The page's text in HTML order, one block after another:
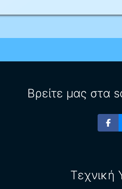
Βρείτε μας στα
Τεχνική